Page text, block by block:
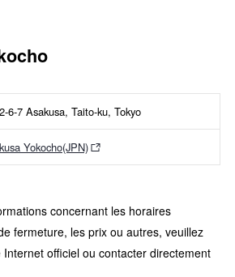
6-7 Asakusa, Taito-ku, Tokyo
Yokocho(JPN)
concernant les horaires
fermeture, les prix ou autres, veuillez
officiel ou contacter directement